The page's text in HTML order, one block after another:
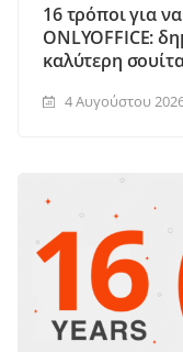
16 τρόποι για
ONLYOFFICE:
καλύτερη
4 Αυγούστου